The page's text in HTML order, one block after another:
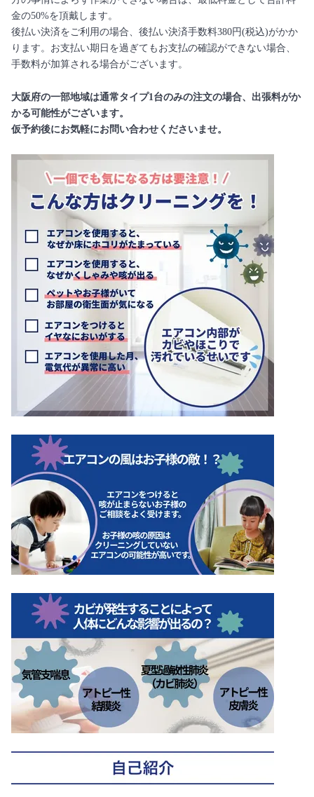
金の50%を頂戴します。
後払い決済をご利用の場合、後払い決済手数料380円(税込)がかか
ります。お支払い期日を過ぎてもお支払の確認ができない場合、
手数料が加算される場合がございます。
大阪府の一部地域は通常タイプ1台のみの注文の場合、出張料がか
かる可能性がございます。
仮予約後にお気軽にお問い合わせくださいませ。